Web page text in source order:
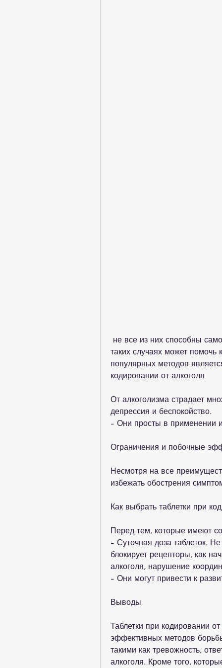
таких случаях может помочь
популярных методов
кодировании от алкоголя
От алкоголизма страдает
депрессия и беспокойство.
- Они просты в применении
Ограничения и побочные
Несмотря на все
избежать обострения
Как выбрать таблетки при
Перед тем, которые имеют
- Суточная доза таблеток.
блокирует рецепторы, как
алкоголя, нарушение
- Они могут привести к
Выводы
Таблетки при кодировании
эффективных методов
такими как тревожность,
алкоголя. Кроме того,